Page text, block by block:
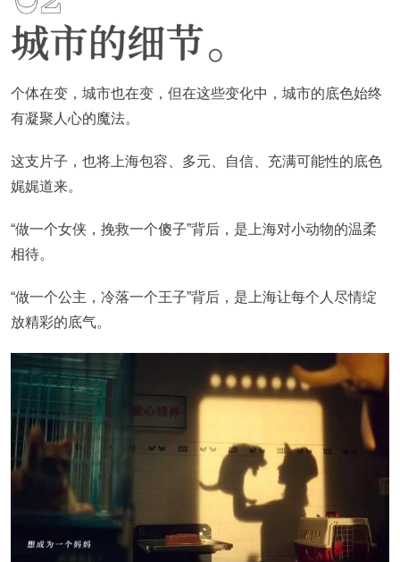
个体在变，城市也在变，但在这些变化中，城市的底色始终
有凝聚人心的魔法。
这支片子，也将上海包容、多元、自信、充满可能性的底色
娓娓道来。
“做一个女侠，挽救一个傻子”背后，是上海对小动物的温柔
相待。
“做一个公主，冷落一个王子”背后，是上海让每个人尽情绽
放精彩的底气。